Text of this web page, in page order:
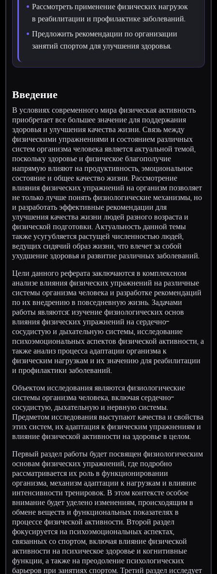
Рассмотреть применение физических нагрузок
в реабилитации и профилактике заболеваний.
Предложить рекомендации по организации
занятий спортом для улучшения здоровья.
Введение
В условиях современного мира физическая активность
приобретает все большее значение для поддержания
здоровья и улучшения качества жизни. Связь между
физическими упражнениями и состоянием различных
систем организма человека является актуальной темой,
поскольку здоровье и физическое благополучие
напрямую влияют на продуктивность, эмоциональное
состояние и общее качество жизни. Рассмотрение
влияния физических упражнений на организм позволяет
не только лучше понять физиологические механизмы, но
и разработать эффективные рекомендации для
улучшения качества жизни людей разного возраста и
физической подготовки. Актуальность данной темы
также усугубляется растущей численностью людей,
ведущих сидячий образ жизни, что влечет за собой
ухудшение здоровья и развитие различных заболеваний.
Цели данного реферата заключаются в комплексном
анализе влияния физических упражнений на различные
системы организма человека и разработке рекомендаций
по их внедрению в повседневную жизнь. Задачами
работы являются: изучение физиологических основ
влияния физических упражнений на сердечно-
сосудистую и дыхательную системы, исследование
психоэмоциональных аспектов физической активности, а
также анализ процесса адаптации организма к
физическим нагрузкам и их значению для реабилитации
и профилактики заболеваний.
Объектом исследования являются физиологические
системы организма человека, включая сердечно-
сосудистую, дыхательную и нервную системы.
Предметом исследования выступают качества и свойства
этих систем, их адаптация к физическим упражнениям и
влияние физической активности на здоровье в целом.
Первый раздел работы будет посвящен физиологическим
основам физических упражнений, где подробно
рассматривается их роль в функционировании
организма, механизм адаптации к нагрузкам и влияние
интенсивности тренировок. В этом контексте особое
внимание будет уделено изменениям, происходящим в
обмене веществ и функциональных показателях в
процессе физической активности. Второй раздел
фокусируется на психоэмоциональных аспектах,
связанных со спортом, включая влияние физической
активности на психическое здоровье и когнитивные
функции, а также на преодоление психологических
барьеров при занятиях спортом. Третий раздел исследует